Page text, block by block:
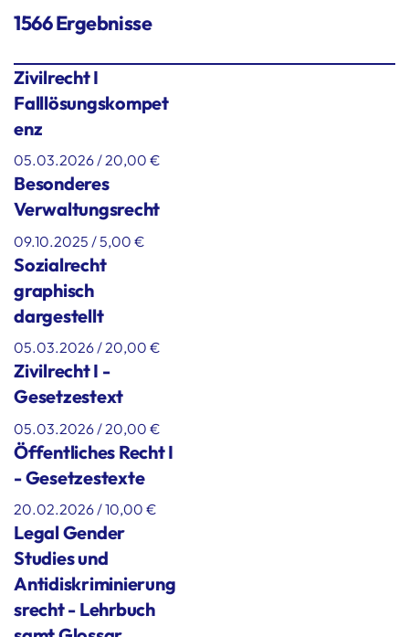
1566 Ergebnisse
Zivilrecht I
Falllösungskompet
enz
05.03.2026 / 20,00 €
Besonderes
Verwaltungsrecht
09.10.2025 / 5,00 €
Sozialrecht
graphisch
dargestellt
05.03.2026 / 20,00 €
Zivilrecht I -
Gesetzestext
05.03.2026 / 20,00 €
Öffentliches Recht I
- Gesetzestexte
20.02.2026 / 10,00 €
Legal Gender
Studies und
Antidiskriminierung
srecht - Lehrbuch